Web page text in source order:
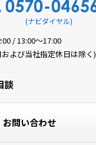
(ナビダイヤル)
/ 13:00～17:00
よび当社指定休日は除く)
談
お問い合わせ